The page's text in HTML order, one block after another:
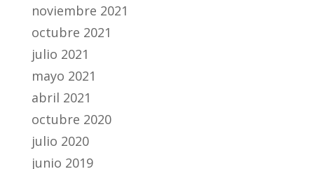
noviembre 2021
octubre 2021
julio 2021
mayo 2021
abril 2021
octubre 2020
julio 2020
junio 2019